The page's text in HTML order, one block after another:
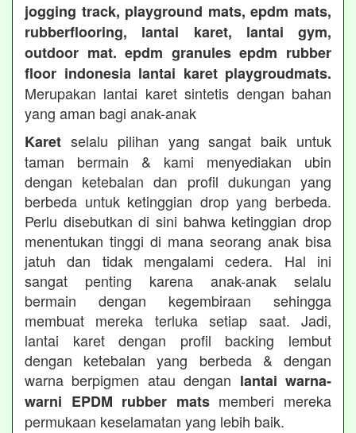
jogging track, playground mats, epdm mats,
rubberflooring, lantai karet, lantai gym,
outdoor mat. epdm granules epdm rubber
floor indonesia lantai karet playgroudmats.
Merupakan lantai karet sintetis dengan bahan
yang aman bagi anak-anak
Karet selalu pilihan yang sangat baik untuk
taman bermain & kami menyediakan ubin
dengan ketebalan dan profil dukungan yang
berbeda untuk ketinggian drop yang berbeda.
Perlu disebutkan di sini bahwa ketinggian drop
menentukan tinggi di mana seorang anak bisa
jatuh dan tidak mengalami cedera. Hal ini
sangat penting karena anak-anak selalu
bermain dengan kegembiraan sehingga
membuat mereka terluka setiap saat. Jadi,
lantai karet dengan profil backing lembut
dengan ketebalan yang berbeda & dengan
warna berpigmen atau dengan lantai warna-
warni EPDM rubber matsmemberi mereka
permukaan keselamatan yang lebih baik.